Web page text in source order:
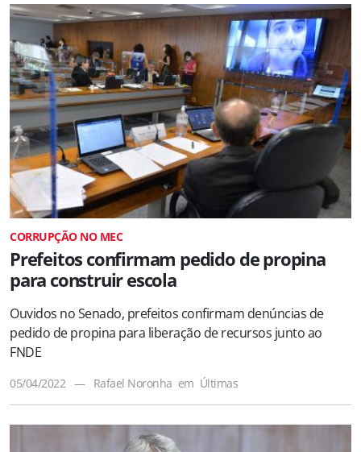
CORRUPÇÃO NO MEC
Prefeitos confirmam pedido de propina
para construir escola
Ouvidos no Senado, prefeitos confirmam denúncias de
pedido de propina para liberação de recursos junto ao
FNDE
05/04/2022 — Rafael Noronha em Últimas